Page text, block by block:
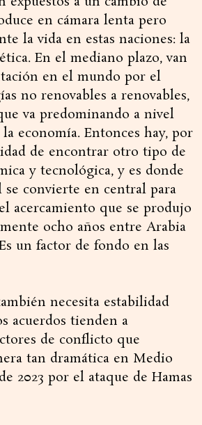
en cámara lenta pero
la vida en estas naciones: la
En el mediano plazo, van
en el mundo por el
no renovables a renovables,
va predominando a nivel
economía. Entonces hay, por
de encontrar otro tipo de
y tecnológica, y es donde
se convierte en central para
acercamiento que se produjo
ocho años entre Arabia
un factor de fondo en las
necesita estabilidad
acuerdos tienden a
de conflicto que
tan dramática en Medio
2023 por el ataque de Hamas